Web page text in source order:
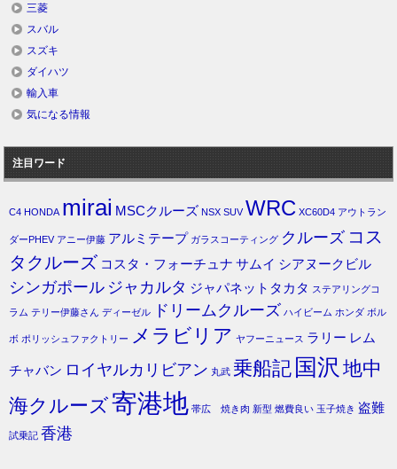
三菱
スバル
スズキ
ダイハツ
輸入車
気になる情報
注目ワード
C4 HONDA mirai MSCクルーズ NSX SUV WRC XC60D4 アウトラン
ダーPHEV アニー伊藤 アルミテープ ガラスコーティング クルーズ コス
タクルーズ コスタ・フォーチュナ サムイ シアヌークビル
シンガポール ジャカルタ ジャパネットタカタ ステアリングコ
ラム テリー伊藤さん ディーゼル ドリームクルーズ ハイビーム ホンダ ボル
ボ ポリッシュファクトリー メラビリア ヤフーニュース ラリー レム
チャバン ロイヤルカリビアン 丸武 乗船記 国沢 地中
海クルーズ寄港地 帯広 焼き肉 新型 燃費良い 玉子焼き 盗難
試乗記 香港